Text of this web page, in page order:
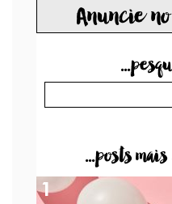
Anuncie
...posts mais
1